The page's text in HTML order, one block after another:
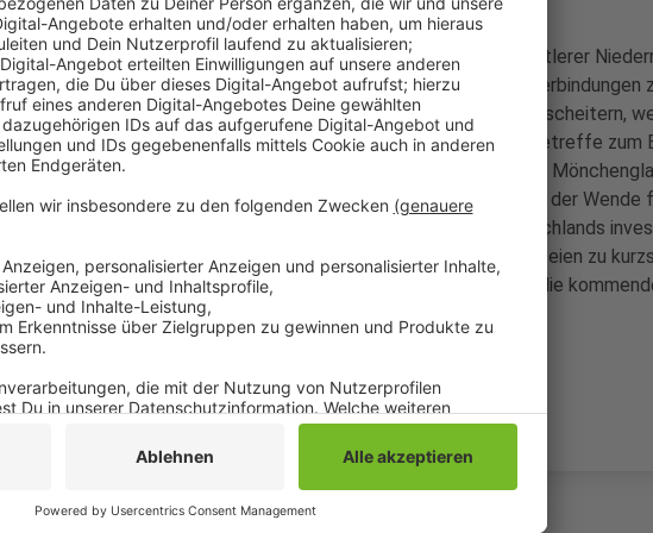
Zu diesem Ergebnis kommt die Industrie und Handelskammer Mittlerer
Analyse des Schienennetzes in der Region. Zahlreiche neue Zugverbindungen
Ruhrgebiet, Rheinland und etwa den Niederlanden würden aktuell scheitern,
Platz für neue Schienen oder Verbindungen sei, so die IHK. Das betreffe zum
geplante Universitätslinie zwischen Düsseldorf und Einhoven über
auch die Verlängerung der S8 bis Erkelenz. Laut IHK hat man nach der Wende
Damals sei hauptsächlich ins Schienennetz Mittel- und Ostdeutschlands
Aber auch aktuelle Planungen für künftige Verbindungen in NRW seien zu
Damit sei die Situation des Schienenverkehrs am Niederrhein für die
gut wie festgefahren, so die IHK.